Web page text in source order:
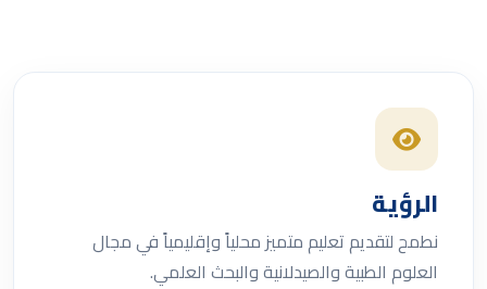
الرؤية
نطمح لتقديم تعليم متميز محلياً وإقليمياً في مجال
العلوم الطبية والصيدلانية والبحث العلمي.